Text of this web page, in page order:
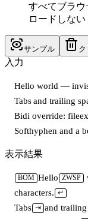
すべてブラ
ロードしない
サンプル ク
入力
﻿Hello​ world —
Soft­hyphen and a
表示結果
BOM Hello ZWSP
characters. ↵
Tabs ⇥ and